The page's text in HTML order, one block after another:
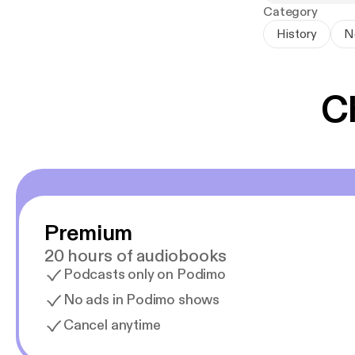
a un ex
del
El Régimen
fiscal que
Category
History
Premium
20 hours of audiobooks
Podcasts only on Podimo
No ads in Podimo shows
Cancel anytime